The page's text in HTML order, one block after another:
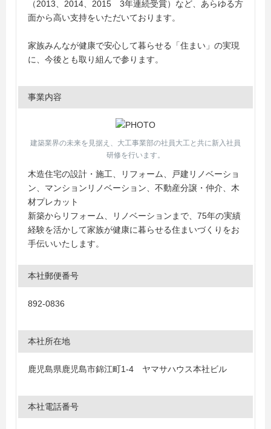
（2013、2014、2015 3年連続受賞）など、あらゆる方
面から高い支持をいただいております。
家族みんなが健康で安心して暮らせる「住まい」の実現
に、今後とも取り組んで参ります。
事業内容
建築業界の未来を見据え、大工事業部の社員大工と共に新入社員
研修を行います。
木造住宅の設計・施工、リフォーム、戸建リノベーショ
ン、マンションリノベーション、不動産分譲・仲介、木
材プレカット
新築からリフォーム、リノベーションまで、75年の実績
経験を活かして家族が健康に暮らせる住まいづくりをお
手伝いいたします。
本社郵便番号
892-0836
本社所在地
鹿児島県鹿児島市錦江町1-4 ヤマサハウス本社ビル
本社電話番号